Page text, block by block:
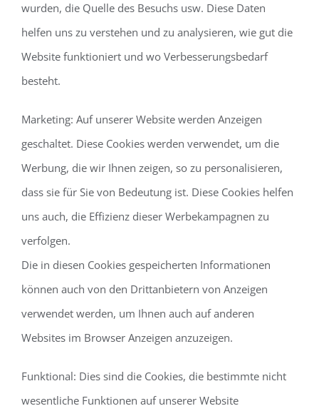
wurden, die Quelle des Besuchs usw. Diese Daten
helfen uns zu verstehen und zu analysieren, wie gut die
Website funktioniert und wo Verbesserungsbedarf
besteht.
Marketing: Auf unserer Website werden Anzeigen
geschaltet. Diese Cookies werden verwendet, um die
Werbung, die wir Ihnen zeigen, so zu personalisieren,
dass sie für Sie von Bedeutung ist. Diese Cookies helfen
uns auch, die Effizienz dieser Werbekampagnen zu
verfolgen.
Die in diesen Cookies gespeicherten Informationen
können auch von den Drittanbietern von Anzeigen
verwendet werden, um Ihnen auch auf anderen
Websites im Browser Anzeigen anzuzeigen.
Funktional: Dies sind die Cookies, die bestimmte nicht
wesentliche Funktionen auf unserer Website